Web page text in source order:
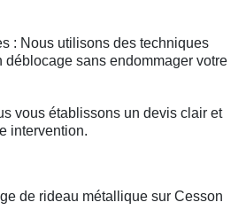
: Nous utilisons des techniques
déblocage sans endommager votre
vous établissons un devis clair et
intervention.
de rideau métallique sur Cesson